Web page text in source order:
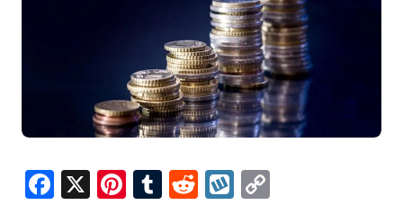
Facebook
X Pinterest
Tumblr
RedditWykop